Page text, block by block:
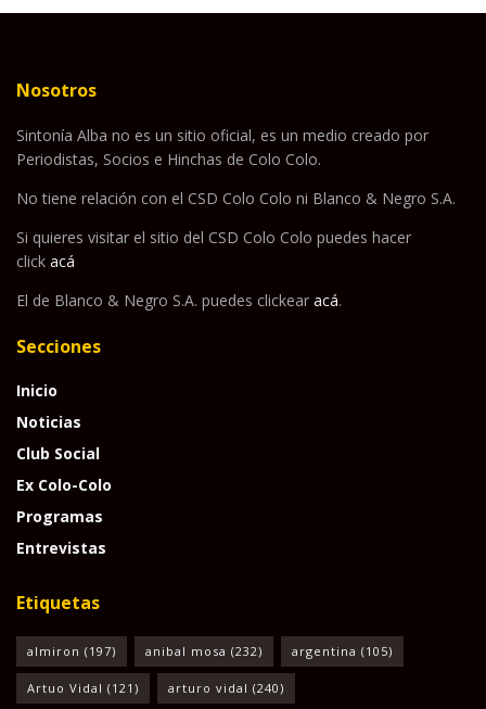
Nosotros
Sintonía Alba no es un sitio oficial, es un medio creado por
Periodistas, Socios e Hinchas de Colo Colo.
No tiene relación con el CSD Colo Colo ni Blanco & Negro S.A.
Si quieres visitar el sitio del CSD Colo Colo puedes hacer
click acá
El de Blanco & Negro S.A. puedes clickear acá.
Secciones
Inicio
Noticias
Club Social
Ex Colo-Colo
Programas
Entrevistas
Etiquetas
almiron (197) anibal mosa (232) argentina (105)
Artuo Vidal (121) arturo vidal (240)